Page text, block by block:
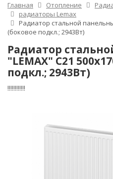
Главная Отопление
радиаторы Lemax
Радиатор стальной
(боковое подкл.; 2943Вт)
Радиатор
"LEMAX" C21
подкл.; 2943Вт)
!!!!!!!!!!!!